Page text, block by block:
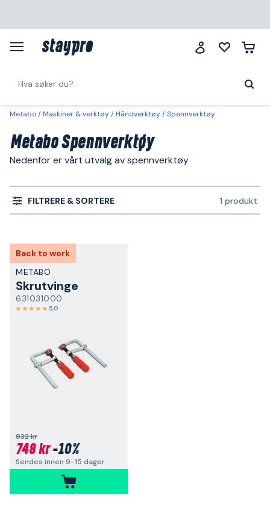
Metabo Maskiner & verktøy Håndverktøy Spennverktøy
Metabo Spennverktøy
Nedenfor er vårt utvalg av spennverktøy
FILTRERE & SORTERE 1 produkt
Back to work
METABO
Skrutvinge
631031000
5,0
832 kr
748 kr-10%
Sendes innen 9-15 dager